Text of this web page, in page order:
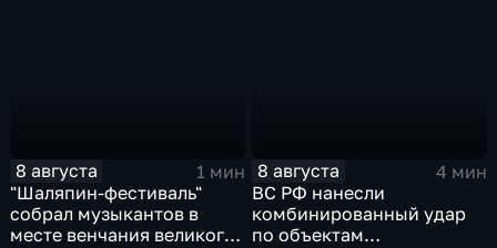
8 августа
1 мин
"Шаляпин‑фестиваль"
собрал музыкантов в
месте венчания великого
8 августа
4 мин
ВС РФ нанесли
комбинированный удар
по объектам